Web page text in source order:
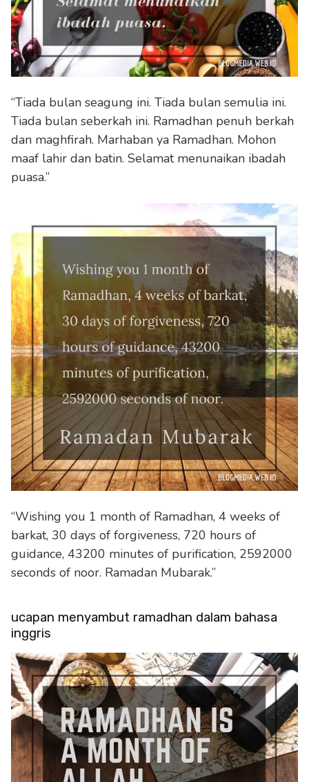
“Tiada bulan seagung ini. Tiada bulan semulia ini.
Tiada bulan seberkah ini. Ramadhan penuh berkah
dan maghfirah. Marhaban ya Ramadhan. Mohon
maaf lahir dan batin. Selamat menunaikan ibadah
puasa.”
“Wishing you 1 month of Ramadhan, 4 weeks of
barkat, 30 days of forgiveness, 720 hours of
guidance, 43200 minutes of purification, 2592000
seconds of noor. Ramadan Mubarak.”
ucapan menyambut ramadhan dalam bahasa
inggris